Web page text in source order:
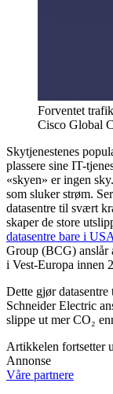
Forventet
Cisco Global
Skytjenestenes
plassere sine IT-
«skyen» er ingen
som sluker strøm.
datasentre til svært
skaper de store
datasentre bare i USA
Group (BCG) anslår
i Vest-Europa innen
Dette gjør
Schneider Electric
slippe ut mer CO₂
Artikkelen fortsetter
Annonse
Våre partnere